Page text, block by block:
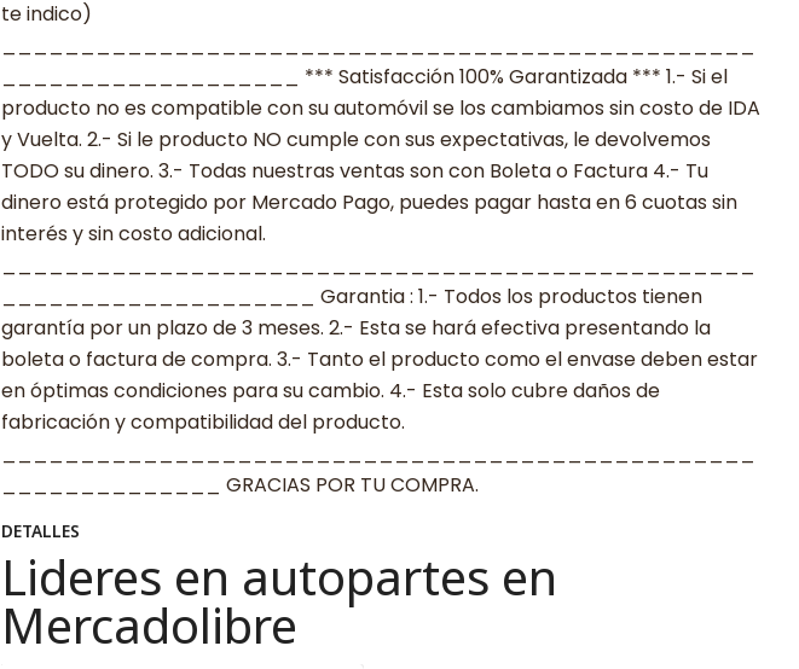
te indico)
___________________ *** Satisfacción 100% Garantizada *** 1.- Si el
producto no es compatible con su automóvil se los cambiamos sin costo de IDA
y Vuelta. 2.- Si le producto NO cumple con sus expectativas, le devolvemos
TODO su dinero. 3.- Todas nuestras ventas son con Boleta o Factura 4.- Tu
dinero está protegido por Mercado Pago, puedes pagar hasta en 6 cuotas sin
interés y sin costo adicional.
____________________ Garantia : 1.- Todos los productos tienen
garantía por un plazo de 3 meses. 2.- Esta se hará efectiva presentando la
boleta o factura de compra. 3.- Tanto el producto como el envase deben estar
en óptimas condiciones para su cambio. 4.- Esta solo cubre daños de
fabricación y compatibilidad del producto.
______________ GRACIAS POR TU COMPRA.
DETALLES
Lideres en autopartes en
Mercadolibre